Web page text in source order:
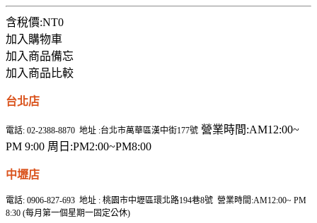
含稅價:NT0
加入購物車
加入商品備忘
加入商品比較
台北店
電話: 02-2388-8870 地址 :台北市萬華區漢中街177號 營業時間:AM12:00~
PM 9:00 周日:PM2:00~PM8:00
中壢店
電話: 0906-827-693 地址 : 桃園市中壢區環北路194巷8號 營業時間:AM12:00~ PM
8:30 (每月第一個星期一固定公休)